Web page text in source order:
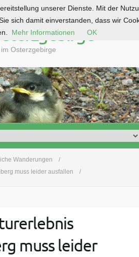
Osterzgebirge
Wanderungen
muss leider ausfallen
muss leider
unserer Dienste. Mit der
sich damit einverstanden, dass wir
Mehr Informationen OK